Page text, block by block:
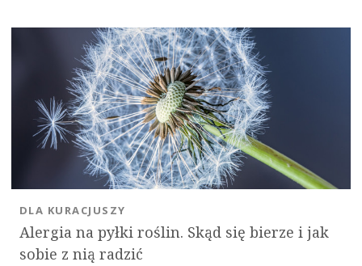
Alergia na pyłki roślin. Skąd się bierze i jak
sobie z nią radzić
DLA KURACJUSZY